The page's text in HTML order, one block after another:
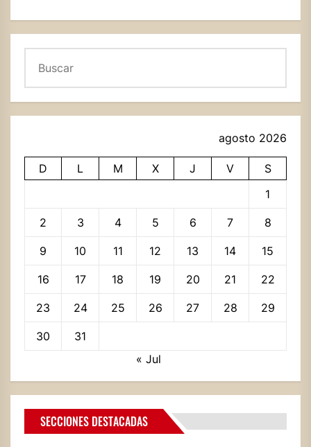
agosto 2026
D L M X J V
S
1
2 3 4 5 6 7 8
9 10 11 12 13 14 15
16 17 18 19 20 21 22
23 24 25 26 27 28 29
30
31
« Jul
SECCIONES DESTACADAS